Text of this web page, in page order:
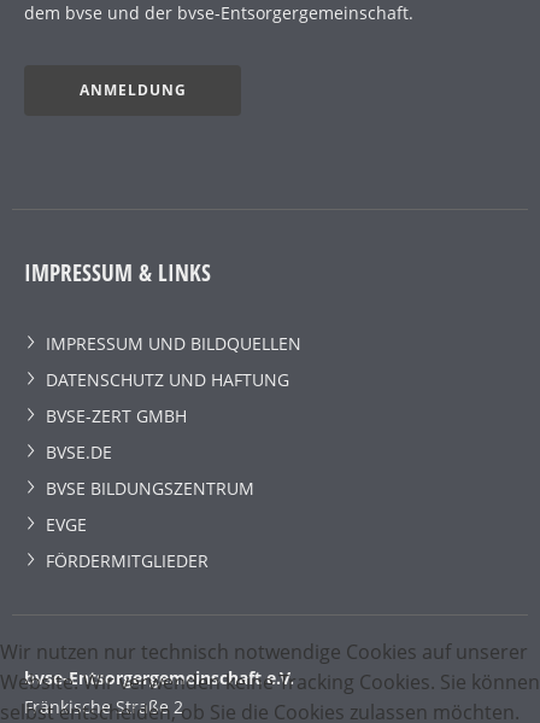
dem bvse und der bvse-Entsorgergemeinschaft.
ANMELDUNG
IMPRESSUM & LINKS
IMPRESSUM UND BILDQUELLEN
DATENSCHUTZ UND HAFTUNG
BVSE-ZERT GMBH
BVSE.DE
BVSE BILDUNGSZENTRUM
EVGE
FÖRDERMITGLIEDER
bvse-Entsorgergemeinschaft e.V.
Fränkische Straße 2
Wir nutzen nur technisch notwendige Cookies auf unserer
Website. Wir verwenden keine Tracking Cookies. Sie können
selbst entscheiden, ob Sie die Cookies zulassen möchten.